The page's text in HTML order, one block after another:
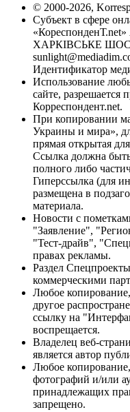
© 2000-2026,
Субъект в сфере
«КореспонденТ.net»
ХАРКІВСЬКЕ ШОСЕ,
Идентификатор
Использование
сайте, разрешается
Корреспондент.net.
При копировании
Украины и мира»,
прямая открытая
Ссылка должна
полного либо
Гиперссылка (для
размещена в
материала.
Новости с
"Заявление",
"Тест-драйв",
правах рекламы.
Раздел
коммерческими
Любое
другое
ссылку на
воспрещается.
Владелец веб-
является автор
Любое
фотографий и/или
принадлежащих
запрещено.